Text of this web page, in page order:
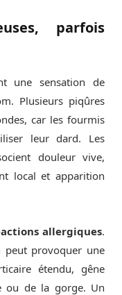
parfois
une sensation de
Plusieurs piqûres
car les fourmis
leur dard. Les
douleur vive,
local et apparition
allergiques.
peut provoquer une
étendu, gêne
ou de la gorge. Un